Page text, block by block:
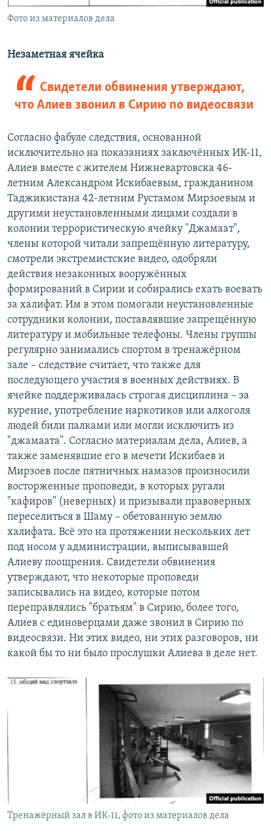
Фото из материалов дела
Незаметная ячейка
Свидетели обвинения утверждают,
что Алиев звонил в Сирию по видеосвязи
Согласно фабуле следствия, основанной
исключительно на показаниях заключённых ИК-11,
Алиев вместе с жителем Нижневартовска 46-
летним Александром Искибаевым, гражданином
Таджикистана 42-летним Рустамом Мирзоевым и
другими неустановленными лицами создали в
колонии террористическую ячейку "Джамаат",
члены которой читали запрещённую литературу,
смотрели экстремистские видео, одобряли
действия незаконных вооружённых
формирований в Сирии и собирались ехать воевать
за халифат. Им в этом помогали неустановленные
сотрудники колонии, поставлявшие запрещённую
литературу и мобильные телефоны. Члены группы
регулярно занимались спортом в тренажёрном
зале – следствие считает, что также для
последующего участия в военных действиях. В
ячейке поддерживалась строгая дисциплина – за
курение, употребление наркотиков или алкоголя
людей били палками или могли исключить из
"джамаата". Согласно материалам дела, Алиев, а
также заменявшие его в мечети Искибаев и
Мирзоев после пятничных намазов произносили
восторженные проповеди, в которых ругали
"кафиров" (неверных) и призывали правоверных
переселиться в Шаму – обетованную землю
халифата. Всё это на протяжении нескольких лет
под носом у администрации, выписывавшей
Алиеву поощрения. Свидетели обвинения
утверждают, что некоторые проповеди
записывались на видео, которые потом
переправлялись "братьям" в Сирию, более того,
Алиев с единоверцами даже звонил в Сирию по
видеосвязи. Ни этих видео, ни этих разговоров, ни
какой бы то ни было прослушки Алиева в деле нет.
Тренажёрный зал в ИК-11, фото из материалов дела